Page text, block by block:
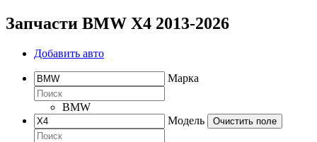
Запчасти BMW X4 2013-2026
Добавить авто
Марка
BMW
Модель
Очистить поле